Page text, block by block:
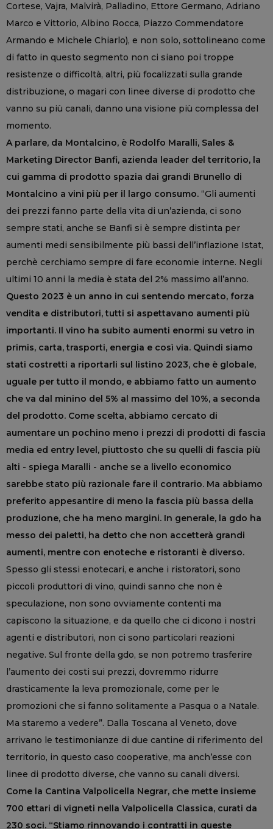
Cortese, Vajra, Malvirà, Palladino, Ettore Germano, Adriano
Marco e Vittorio, Albino Rocca, Piazzo Commendatore
Armando e Michele Chiarlo), e non solo, sottolineano come
di fatto in questo segmento non ci siano poi troppe
resistenze o difficoltà, altri, più focalizzati sulla grande
distribuzione, o magari con linee diverse di prodotto che
vanno su più canali, danno una visione più complessa del
momento.
A parlare, da Montalcino, è Rodolfo Maralli, Sales &
Marketing Director Banfi, azienda leader del territorio, la
cui gamma di prodotto spazia dai grandi Brunello di
Montalcino a vini più per il largo consumo. “Gli aumenti
dei prezzi fanno parte della vita di un’azienda, ci sono
sempre stati, anche se Banfi si è sempre distinta per
aumenti medi sensibilmente più bassi dell’inflazione Istat,
perchè cerchiamo sempre di fare economie interne. Negli
ultimi 10 anni la media è stata del 2% massimo all’anno.
Questo 2023 è un anno in cui sentendo mercato, forza
vendita e distributori, tutti si aspettavano aumenti più
importanti. Il vino ha subito aumenti enormi su vetro in
primis, carta, trasporti, energia e così via. Quindi siamo
stati costretti a riportarli sul listino 2023, che è globale,
uguale per tutto il mondo, e abbiamo fatto un aumento
che va dal minino del 5% al massimo del 10%, a seconda
del prodotto. Come scelta, abbiamo cercato di
aumentare un pochino meno i prezzi di prodotti di fascia
media ed entry level, piuttosto che su quelli di fascia più
alti - spiega Maralli - anche se a livello economico
sarebbe stato più razionale fare il contrario. Ma abbiamo
preferito appesantire di meno la fascia più bassa della
produzione, che ha meno margini. In generale, la gdo ha
messo dei paletti, ha detto che non accetterà grandi
aumenti, mentre con enoteche e ristoranti è diverso.
Spesso gli stessi enotecari, e anche i ristoratori, sono
piccoli produttori di vino, quindi sanno che non è
speculazione, non sono ovviamente contenti ma
capiscono la situazione, e da quello che ci dicono i nostri
agenti e distributori, non ci sono particolari reazioni
negative. Sul fronte della gdo, se non potremo trasferire
l’aumento dei costi sui prezzi, dovremmo ridurre
drasticamente la leva promozionale, come per le
promozioni che si fanno solitamente a Pasqua o a Natale.
Ma staremo a vedere”. Dalla Toscana al Veneto, dove
arrivano le testimonianze di due cantine di riferimento del
territorio, in questo caso cooperative, ma anch’esse con
linee di prodotto diverse, che vanno su canali diversi.
Come la Cantina Valpolicella Negrar, che mette insieme
700 ettari di vigneti nella Valpolicella Classica, curati da
230 soci. “Stiamo rinnovando i contratti in queste